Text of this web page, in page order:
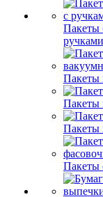
Пакеты
ручками
Пакеты
Пакеты
Пакеты
Пакеты